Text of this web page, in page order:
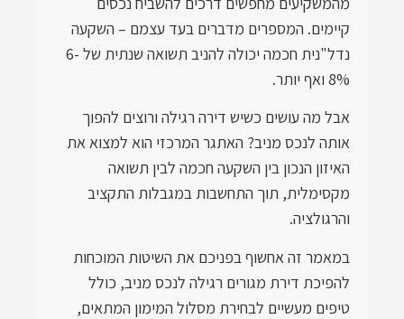
קיימים. המספרים מדברים בעד עצמם – השקעה
נדל"נית חכמה יכולה להניב תשואה שנתית של 6-
8% ואף יותר.
אבל מה עושים כשיש דירה רגילה ורוצים להפוך
אותה לנכס מניב? האתגר המרכזי הוא למצוא את
האיזון הנכון בין השקעה חכמה לבין תשואה
מקסימלית, תוך התחשבות במגבלות התקציב
והרגולציה.
במאמר זה אחשוף בפניכם את השיטות המוכחות
להפיכת דירת מגורים רגילה לנכס מניב, כולל
טיפים מעשיים לבחירת מסלול המימון המתאים,